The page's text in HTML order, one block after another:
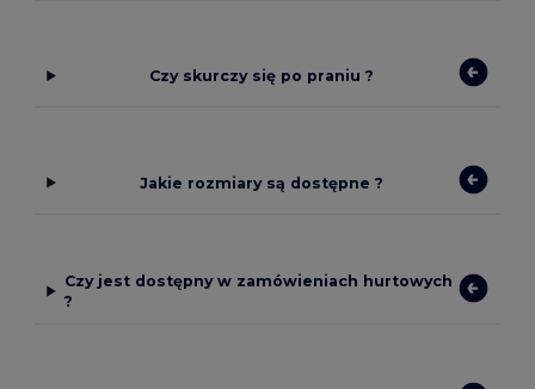
Czy skurczy się po praniu ?
Jakie rozmiary są dostępne ?
Czy jest dostępny w zamówieniach hurtowych
?